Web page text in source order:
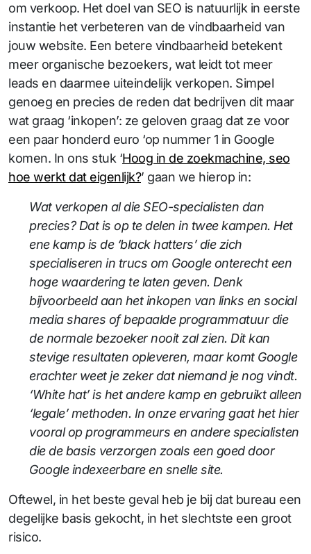
om verkoop. Het doel van SEO is natuurlijk in eerste
instantie het verbeteren van de vindbaarheid van
jouw website. Een betere vindbaarheid betekent
meer organische bezoekers, wat leidt tot meer
leads en daarmee uiteindelijk verkopen. Simpel
genoeg en precies de reden dat bedrijven dit maar
wat graag ‘inkopen’: ze geloven graag dat ze voor
een paar honderd euro ‘op nummer 1 in Google
komen. In ons stuk ‘Hoog in de zoekmachine, seo
hoe werkt dat eigenlijk?’ gaan we hierop in:
Wat verkopen al die SEO-specialisten dan
precies? Dat is op te delen in twee kampen. Het
ene kamp is de ‘black hatters’ die zich
specialiseren in trucs om Google onterecht een
hoge waardering te laten geven. Denk
bijvoorbeeld aan het inkopen van links en social
media shares of bepaalde programmatuur die
de normale bezoeker nooit zal zien. Dit kan
stevige resultaten opleveren, maar komt Google
erachter weet je zeker dat niemand je nog vindt.
‘White hat’ is het andere kamp en gebruikt alleen
‘legale’ methoden. In onze ervaring gaat het hier
vooral op programmeurs en andere specialisten
die de basis verzorgen zoals een goed door
Google indexeerbare en snelle site.
Oftewel, in het beste geval heb je bij dat bureau een
degelijke basis gekocht, in het slechtste een groot
risico.